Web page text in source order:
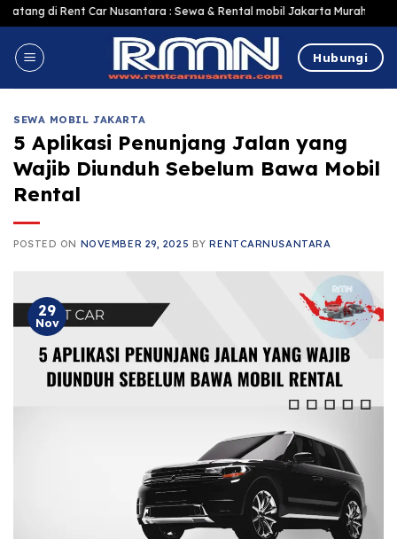
Skip
to
content
Car Nusantara : Sewa & Rental mobil Jakarta Murah Harga
Hubungi
SEWA MOBIL JAKARTA
5 Aplikasi Penunjang Jalan yang
Wajib Diunduh Sebelum Bawa Mobil
Rental
POSTED ON NOVEMBER 29, 2025 BYRENTCARNUSANTARA
29
Nov